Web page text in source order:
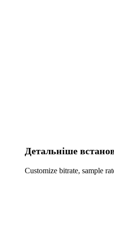
Детальніше
Customize bitrate, sample